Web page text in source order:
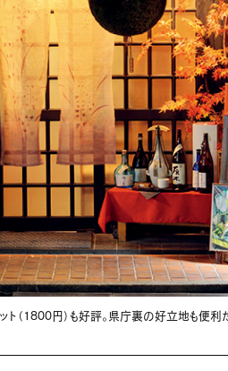
（1800円）も好評。県庁裏の好立地も便利